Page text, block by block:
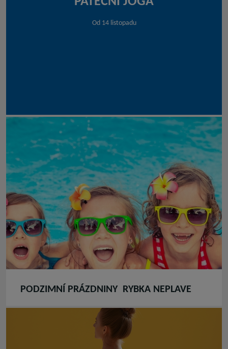
Od 14 listopadu
PODZIMNÍ PRÁZDNINY RYBKA NEPLAVE